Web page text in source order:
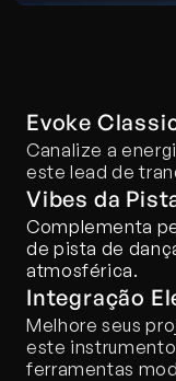
Evoke
Canalize a
este lead de
Vibes da
Complementa
de pista de
atmosférica.
Integração
Melhore seus
este
ferramentas